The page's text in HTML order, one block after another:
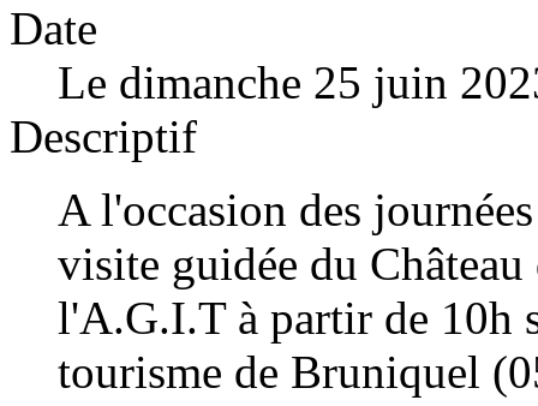
Date
Le dimanche 25 juin
Descriptif
A l'occasion des
visite guidée du
l'A.G.I.T à partir de 10h
tourisme de Bruniquel